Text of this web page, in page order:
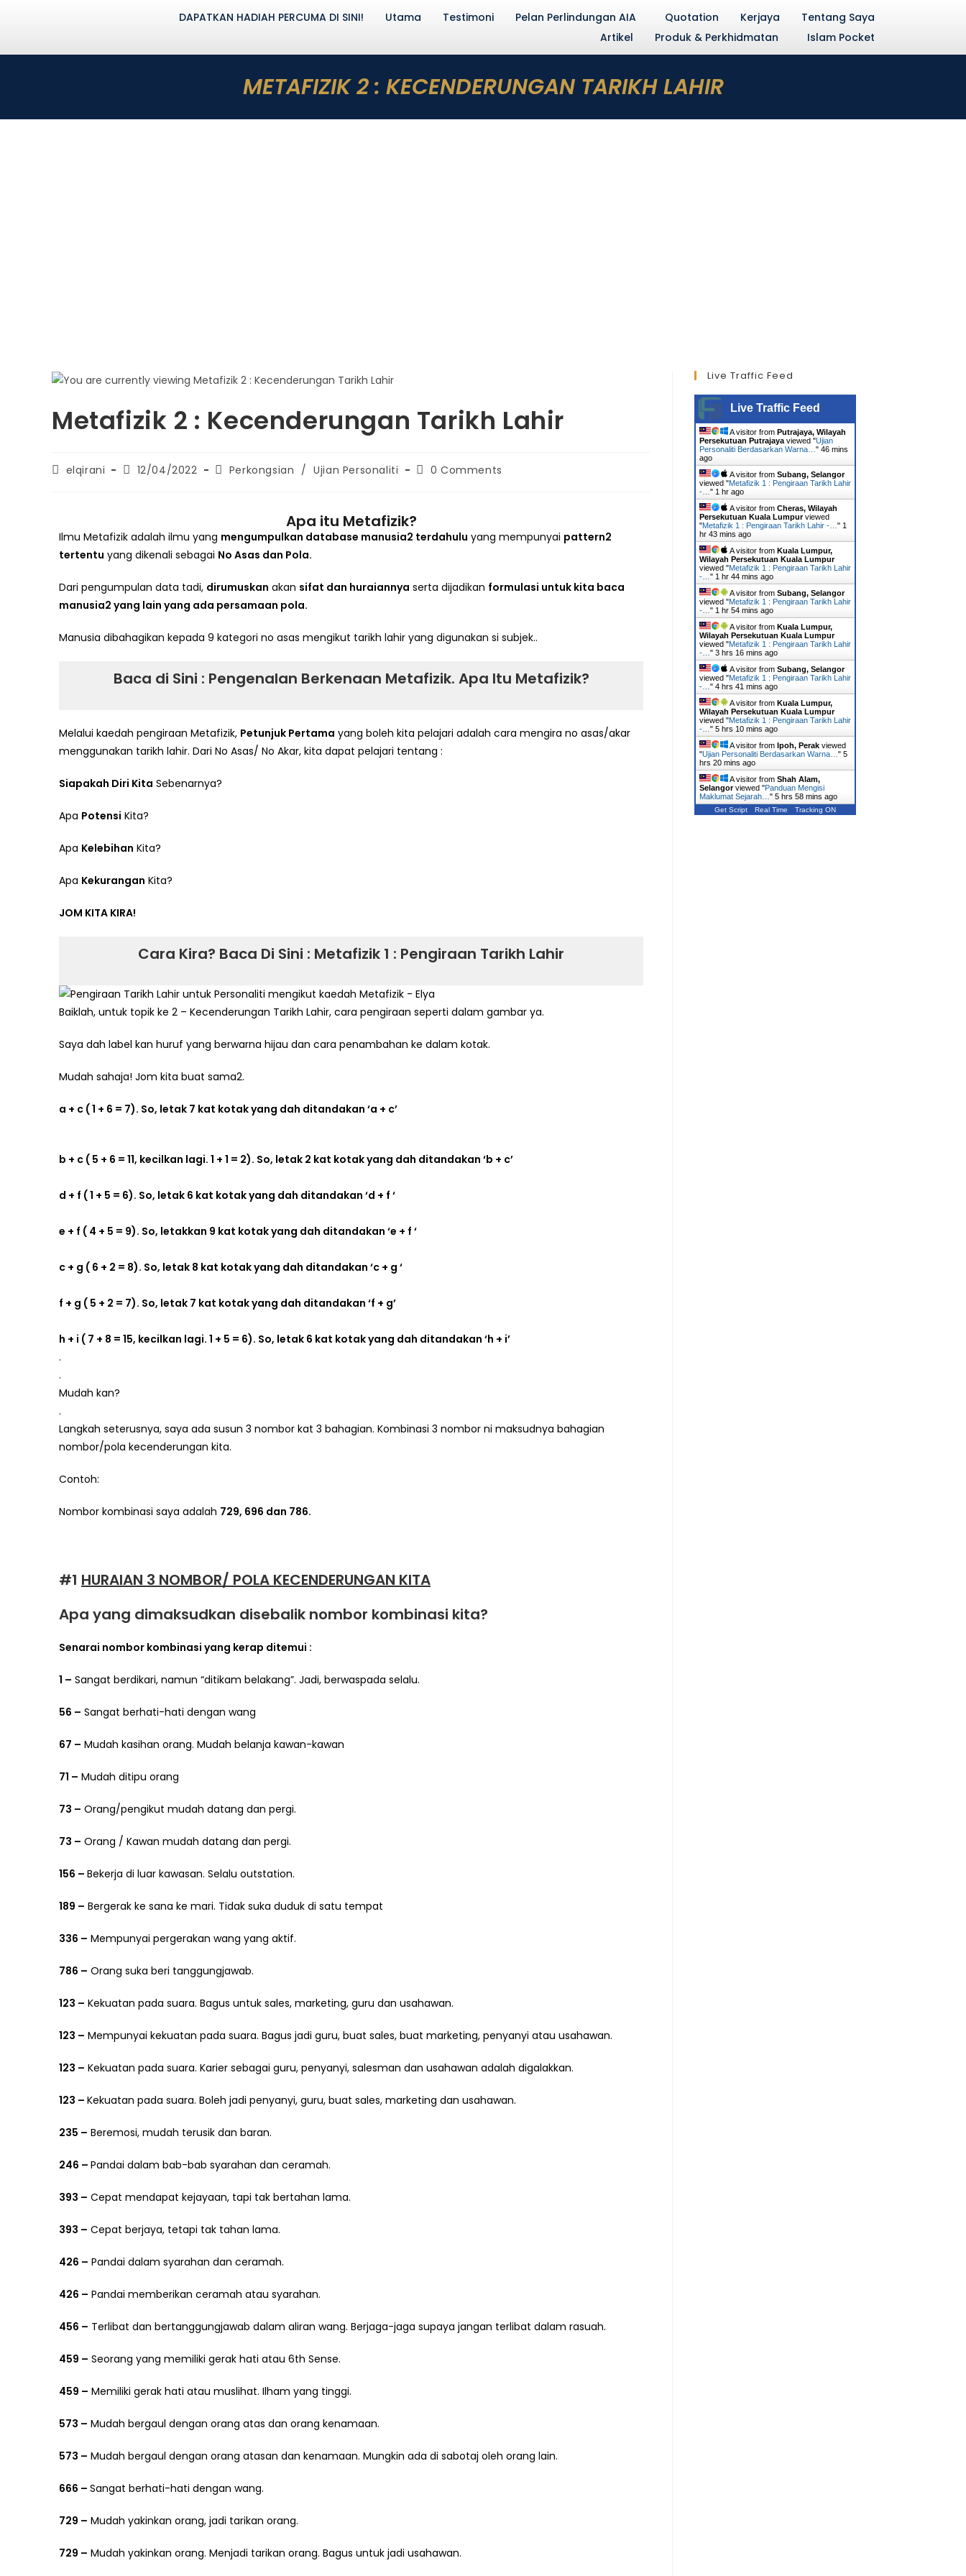
DAPATKAN HADIAH PERCUMA DI SINI! Utama Testimoni Pelan Perlindungan AIA Quotation Kerjaya
Tentang Saya
Artikel
Produk & Perkhidmatan Islam Pocket
METAFIZIK 2 : KECENDERUNGAN TARIKH LAHIR
Metafizik 2 : Kecenderungan Tarikh Lahir
elqirani 12/04/2022 Perkongsian / Ujian Personaliti 0 Comments
Apa itu Metafizik?
Ilmu Metafizik adalah ilmu yang mengumpulkan database manusia2 terdahulu yang mempunyai pattern2
tertentu yang dikenali sebagai No Asas dan Pola.
Dari pengumpulan data tadi, dirumuskan akan sifat dan huraiannya serta dijadikan formulasi untuk kita baca
manusia2 yang lain yang ada persamaan pola.
Manusia dibahagikan kepada 9 kategori no asas mengikut tarikh lahir yang digunakan si subjek..
Baca di Sini : Pengenalan Berkenaan Metafizik. Apa Itu Metafizik?
Melalui kaedah pengiraan Metafizik, Petunjuk Pertama yang boleh kita pelajari adalah cara mengira no asas/akar
menggunakan tarikh lahir. Dari No Asas/ No Akar, kita dapat pelajari tentang :
Siapakah Diri Kita Sebenarnya?
Apa Potensi Kita?
Apa Kelebihan Kita?
Apa Kekurangan Kita?
JOM KITA KIRA!
Cara Kira? Baca Di Sini : Metafizik 1 : Pengiraan Tarikh Lahir
Baiklah, untuk topik ke 2 – Kecenderungan Tarikh Lahir, cara pengiraan seperti dalam gambar ya.
Saya dah label kan huruf yang berwarna hijau dan cara penambahan ke dalam kotak.
Mudah sahaja! Jom kita buat sama2.
a + c ( 1 + 6 = 7). So, letak 7 kat kotak yang dah ditandakan ‘a + c’
b + c ( 5 + 6 = 11, kecilkan lagi. 1 + 1 = 2). So, letak 2 kat kotak yang dah ditandakan ‘b + c’
d + f ( 1 + 5 = 6). So, letak 6 kat kotak yang dah ditandakan ‘d + f ‘
e + f ( 4 + 5 = 9). So, letakkan 9 kat kotak yang dah ditandakan ‘e + f ‘
c + g ( 6 + 2 = 8). So, letak 8 kat kotak yang dah ditandakan ‘c + g ‘
f + g ( 5 + 2 = 7). So, letak 7 kat kotak yang dah ditandakan ‘f + g’
h + i ( 7 + 8 = 15, kecilkan lagi. 1 + 5 = 6). So, letak 6 kat kotak yang dah ditandakan ‘h + i’
.
.
Mudah kan?
.
Langkah seterusnya, saya ada susun 3 nombor kat 3 bahagian. Kombinasi 3 nombor ni maksudnya bahagian
nombor/pola kecenderungan kita.
Contoh:
Nombor kombinasi saya adalah 729, 696 dan 786.
#1 HURAIAN 3 NOMBOR/ POLA KECENDERUNGAN KITA
Apa yang dimaksudkan disebalik nombor kombinasi kita?
Senarai nombor kombinasi yang kerap ditemui :
1 – Sangat berdikari, namun “ditikam belakang”. Jadi, berwaspada selalu.
56 – Sangat berhati-hati dengan wang
67 – Mudah kasihan orang. Mudah belanja kawan-kawan
71 – Mudah ditipu orang
73 – Orang/pengikut mudah datang dan pergi.
73 – Orang / Kawan mudah datang dan pergi.
156 – Bekerja di luar kawasan. Selalu outstation.
189 – Bergerak ke sana ke mari. Tidak suka duduk di satu tempat
336 – Mempunyai pergerakan wang yang aktif.
786 – Orang suka beri tanggungjawab.
123 – Kekuatan pada suara. Bagus untuk sales, marketing, guru dan usahawan.
123 – Mempunyai kekuatan pada suara. Bagus jadi guru, buat sales, buat marketing, penyanyi atau usahawan.
123 – Kekuatan pada suara. Karier sebagai guru, penyanyi, salesman dan usahawan adalah digalakkan.
123 – Kekuatan pada suara. Boleh jadi penyanyi, guru, buat sales, marketing dan usahawan.
235 – Beremosi, mudah terusik dan baran.
246 – Pandai dalam bab-bab syarahan dan ceramah.
393 – Cepat mendapat kejayaan, tapi tak bertahan lama.
393 – Cepat berjaya, tetapi tak tahan lama.
426 – Pandai dalam syarahan dan ceramah.
426 – Pandai memberikan ceramah atau syarahan.
456 – Terlibat dan bertanggungjawab dalam aliran wang. Berjaga-jaga supaya jangan terlibat dalam rasuah.
459 – Seorang yang memiliki gerak hati atau 6th Sense.
459 – Memiliki gerak hati atau muslihat. Ilham yang tinggi.
573 – Mudah bergaul dengan orang atas dan orang kenamaan.
573 – Mudah bergaul dengan orang atasan dan kenamaan. Mungkin ada di sabotaj oleh orang lain.
666 – Sangat berhati-hati dengan wang.
729 – Mudah yakinkan orang, jadi tarikan orang.
729 – Mudah yakinkan orang. Menjadi tarikan orang. Bagus untuk jadi usahawan.
Live Traffic Feed
Live Traffic Feed
A visitor from Putrajaya, Wilayah
Persekutuan Putrajaya viewed "Ujian
Personaliti Berdasarkan Warna… " 46 mins
ago
A visitor from Subang, Selangor
viewed "Metafizik 1 : Pengiraan Tarikh Lahir
-… " 1 hr ago
A visitor from Cheras, Wilayah
Persekutuan Kuala Lumpurviewed
"Metafizik 1 : Pengiraan Tarikh Lahir -… " 1
hr 43 mins ago
A visitor from Kuala Lumpur,
Wilayah Persekutuan Kuala Lumpur
viewed "Metafizik 1 : Pengiraan Tarikh Lahir
-… " 1 hr 44 mins ago
A visitor from Subang, Selangor
viewed "Metafizik 1 : Pengiraan Tarikh Lahir
-… " 1 hr 54 mins ago
A visitor from Kuala Lumpur,
Wilayah Persekutuan Kuala Lumpur
viewed "Metafizik 1 : Pengiraan Tarikh Lahir
-… " 3 hrs 16 mins ago
A visitor from Subang, Selangor
viewed "Metafizik 1 : Pengiraan Tarikh Lahir
-… " 4 hrs 41 mins ago
A visitor from Kuala Lumpur,
Wilayah Persekutuan Kuala Lumpur
viewed "Metafizik 1 : Pengiraan Tarikh Lahir
-… " 5 hrs 10 mins ago
A visitor from Ipoh, Perak viewed
"Ujian Personaliti Berdasarkan Warna… " 5
hrs 20 mins ago
A visitor from Shah Alam,
Selangorviewed "Panduan Mengisi
Maklumat Sejarah… " 5 hrs 58 mins ago
Get Script Real Time Tracking ON